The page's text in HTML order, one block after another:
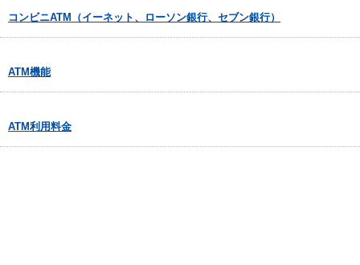
コンビニATM（イーネット、ローソン銀行、セブン銀行）
ATM機能
ATM利用料金